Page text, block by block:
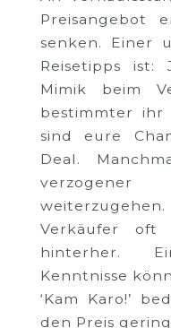
Preisangebot
senken. Einer
Reisetipps ist:
Mimik beim
bestimmter
sind eure
Deal.
Verkäufer oft
hinterher.
Kenntnisse
‘Kam Karo!’
den Preis